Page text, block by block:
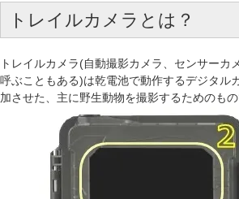
トレイルカメラとは？
トレイルカメラ(自動撮影カメラ、センサーカ
呼ぶこともある)は乾電池で動作するデジタル
加させた、主に野生動物を撮影するためのもの